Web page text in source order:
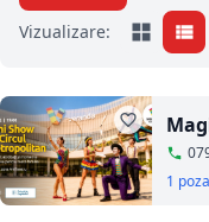
Vizualizare:
1 poza